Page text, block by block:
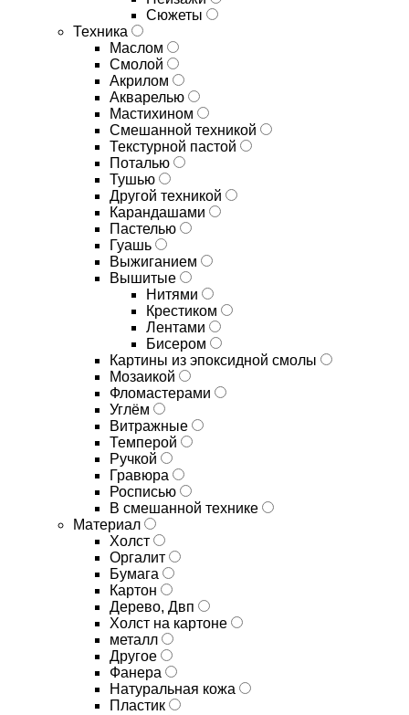
Сюжеты
Техника
Маслом
Смолой
Акрилом
Акварелью
Мастихином
Смешанной техникой
Текстурной пастой
Поталью
Тушью
Другой техникой
Карандашами
Пастелью
Гуашь
Выжиганием
Вышитые
Нитями
Крестиком
Лентами
Бисером
Картины из эпоксидной смолы
Мозаикой
Фломастерами
Углём
Витражные
Темперой
Ручкой
Гравюра
Росписью
В смешанной технике
Материал
Холст
Оргалит
Бумага
Картон
Дерево, Двп
Холст на картоне
металл
Другое
Фанера
Натуральная кожа
Пластик